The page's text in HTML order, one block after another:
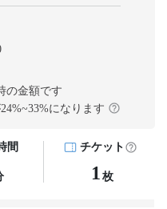
の金額です
24%~33%になります
間 チケット
1 枚